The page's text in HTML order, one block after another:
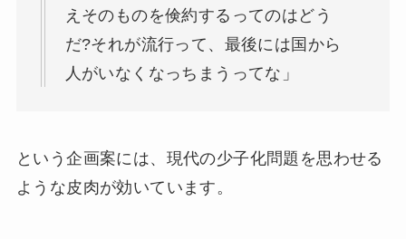
えそのものを倹約するってのはどう
だ?それが流行って、最後には国から
人がいなくなっちまうってな」
という企画案には、現代の少子化問題を思わせる
ような皮肉が効いています。